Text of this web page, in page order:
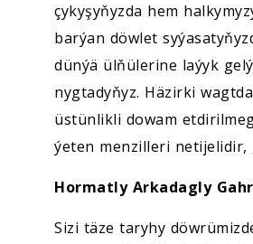
çykyşyňyzda hem
barýan döwlet
dünýä ülňülerine laýyk
nygtadyňyz. Häzirki
üstünlikli dowam
ýeten menzilleri netijelidir,
Hormatly Arkadagly
Sizi täze taryhy